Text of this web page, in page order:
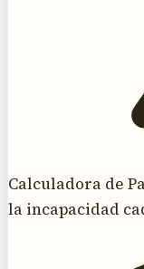
Calculadora de
la incapacidad